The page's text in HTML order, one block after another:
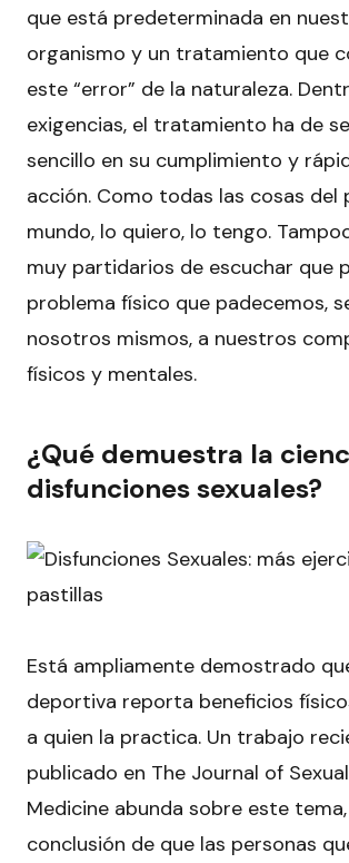
que está predeterminada en
organismo y un tratamiento que
este “error” de la naturaleza.
exigencias, el tratamiento ha de
sencillo en su cumplimiento y
acción. Como todas las cosas del
mundo, lo quiero, lo tengo.
muy partidarios de escuchar que
problema físico que padecemos,
nosotros mismos, a nuestros
físicos y mentales.
¿Qué demuestra la
disfunciones sexuales?
Está ampliamente demostrado
deportiva reporta beneficios
a quien la practica. Un trabajo
publicado en The Journal of Sexual
Medicine abunda sobre este
conclusión de que las personas